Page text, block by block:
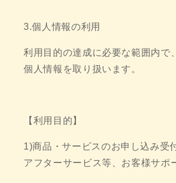
3.個人情報の利用
利用目的の達成に必要な範囲内で
個人情報を取り扱います。
【利用目的】
1)商品・サービスのお申し込み受
アフターサービス等、お客様サポ